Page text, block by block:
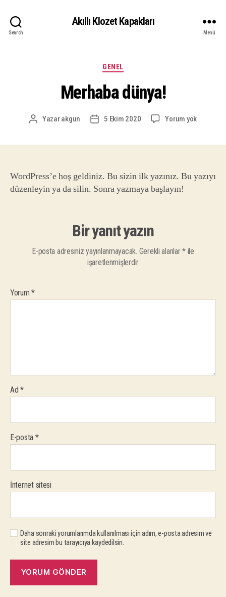
Search
Akıllı Klozet Kapakları
Menü
GENEL
Merhaba dünya!
Yazarakgun 5 Ekim 2020 Yorum yok
WordPress’e hoş geldiniz. Bu sizin ilk yazınız. Bu yazıyı
düzenleyin ya da silin. Sonra yazmaya başlayın!
Bir yanıt yazın
E-posta adresiniz yayınlanmayacak. Gerekli alanlar* ile
işaretlenmişlerdir
Yorum*
Ad*
E-posta *
İnternet sitesi
Daha sonraki yorumlarımda kullanılması için adım, e-posta adresim ve
site adresim bu tarayıcıya kaydedilsin.